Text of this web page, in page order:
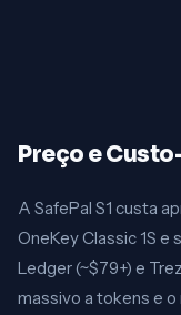
Preço e
A SafePal S1 custa
OneKey Classic 1S
Ledger (~$79+) e
massivo a tokens e